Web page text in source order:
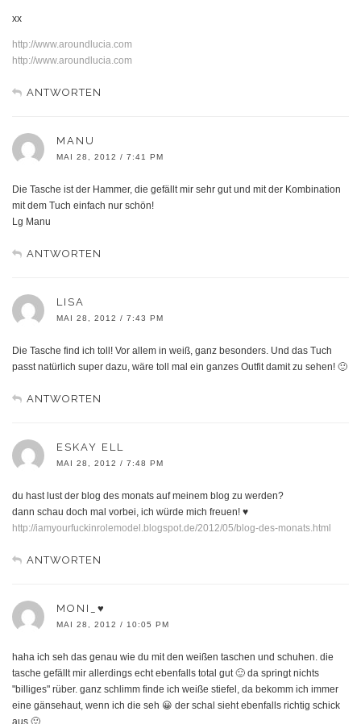
xx
http://www.aroundlucia.com
http://www.aroundlucia.com
ANTWORTEN
MANU
MAI 28, 2012 / 7:41 PM
Die Tasche ist der Hammer, die gefällt mir sehr gut und mit der Kombination
mit dem Tuch einfach nur schön!
Lg Manu
ANTWORTEN
LISA
MAI 28, 2012 / 7:43 PM
Die Tasche find ich toll! Vor allem in weiß, ganz besonders. Und das Tuch
passt natürlich super dazu, wäre toll mal ein ganzes Outfit damit zu sehen! 🙂
ANTWORTEN
ESKAY ELL
MAI 28, 2012 / 7:48 PM
du hast lust der blog des monats auf meinem blog zu werden?
dann schau doch mal vorbei, ich würde mich freuen! ♥
http://iamyourfuckinrolemodel.blogspot.de/2012/05/blog-des-monats.html
ANTWORTEN
MONI_♥
MAI 28, 2012 / 10:05 PM
haha ich seh das genau wie du mit den weißen taschen und schuhen. die
tasche gefällt mir allerdings echt ebenfalls total gut 🙂 da springt nichts
"billiges" rüber. ganz schlimm finde ich weiße stiefel, da bekomm ich immer
eine gänsehaut, wenn ich die seh 😀 der schal sieht ebenfalls richtig schick